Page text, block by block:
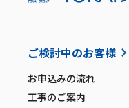
ご検討中のお客様
お申込みの流れ
工事のご案内